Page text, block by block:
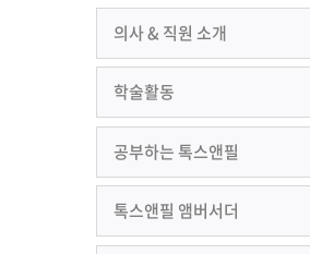
의사 & 직원 소개
학술활동
공부하는 톡스앤필
톡스앤필 앰버서더